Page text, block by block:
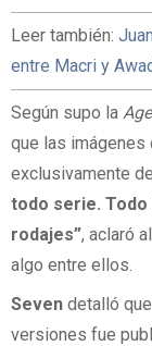
Leer también:
entre Macri y
Según supo la
que las imágenes
exclusivamente
todo serie.
rodajes”, aclaró
algo entre ellos.
Seven detalló
versiones fue